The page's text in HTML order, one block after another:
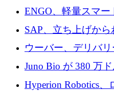
ットフォームを拡大
のプレシードをクロ
ENGO、軽量スマ
進歩のために510万
SAP、立ち上げから
を10億ユーロ以上の
ウーバー、デリバ
の契約で買収、99
ォームを構築
Juno Bio が 380 万
専用の初のシーケ
Hyperion Robotics